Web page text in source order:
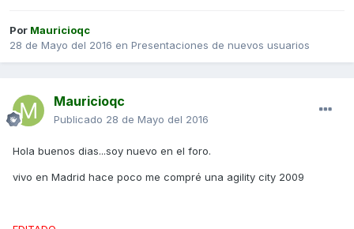
Por Mauricioqc
28 de Mayo del 2016 en Presentaciones de nuevos usuarios
Mauricioqc
Publicado 28 de Mayo del 2016
Hola buenos dias...soy nuevo en el foro.
vivo en Madrid hace poco me compré una agility city 2009